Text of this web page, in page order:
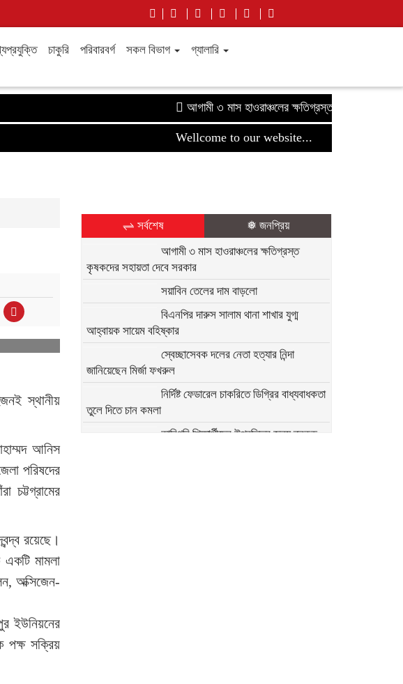
চাকুরি পরিবারবর্গ সকল বিভাগ গ্যালারি
আগামী ৩ মাস হাওরাঞ্চলের ক্ষতিগ্রস্ত কৃষকদের সহায়তা
Wellcome to our website...
স্থানীয়
আনিস
পরিষদের
চট্টগ্রামের
রয়েছে।
মামলা
অক্সিজেন-
ইউনিয়নের
পক্ষ সক্রিয়
⇌ সর্বশেষ
❅ জনপ্রিয়
আগামী ৩ মাস হাওরাঞ্চলের ক্ষতিগ্রস্ত
কৃষকদের সহায়তা দেবে সরকার
সয়াবিন তেলের দাম বাড়লো
বিএনপির দারুস সালাম থানা শাখার যুগ্ম
আহ্বায়ক সায়েম বহিষ্কার
স্বেচ্ছাসেবক দলের নেতা হত্যার নিন্দা
জানিয়েছেন মির্জা ফখরুল
নির্দিষ্ট ফেডারেল চাকরিতে ডিগ্রির বাধ্যবাধকতা
তুলে দিতে চান কমলা
কারিগরি শিক্ষার্থীদের উপবৃত্তির জন্য ব্লকড